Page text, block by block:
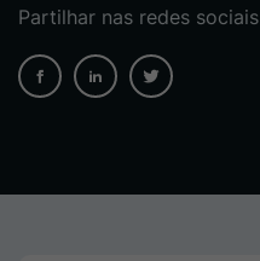
Partilhar nas redes sociais